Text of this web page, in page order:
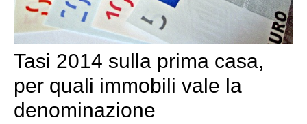
Tasi 2014 sulla prima casa,
per quali immobili vale la
denominazione